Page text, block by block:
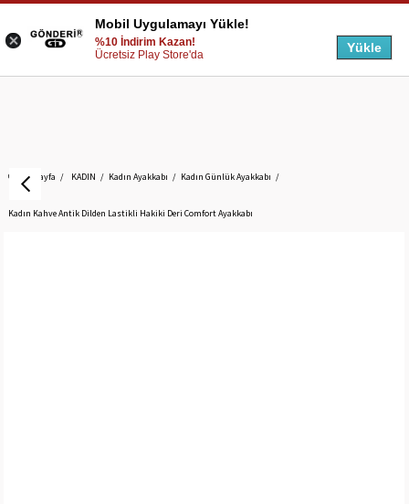
Anasayfa KADIN Kadın Ayakkabı Kadın Günlük Ayakkabı
Kadın Kahve Antik Dilden Lastikli Hakiki Deri Comfort Ayakkabı
Mobil Uygulamayı Yükle!
%10 İndirim Kazan!
Ücretsiz Play Store'da
Yükle